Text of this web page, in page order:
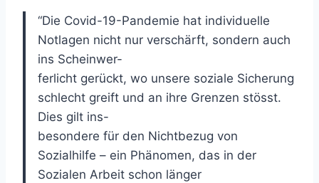
“Die Covid-19-Pandemie hat individuelle
Notlagen nicht nur verschärft, sondern auch
ins Scheinwer-
ferlicht gerückt, wo unsere soziale Sicherung
schlecht greift und an ihre Grenzen stösst.
Dies gilt ins-
besondere für den Nichtbezug von
Sozialhilfe – ein Phänomen, das in der
Sozialen Arbeit schon länger